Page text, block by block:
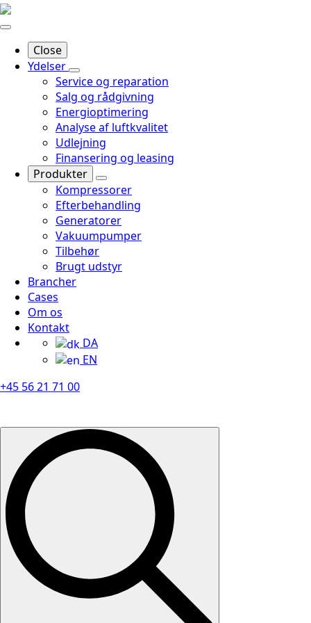
Close
Ydelser
Service og reparation
Salg og rådgivning
Energioptimering
Analyse af luftkvalitet
Udlejning
Finansering og leasing
Produkter
Kompressorer
Efterbehandling
Generatorer
Vakuumpumper
Tilbehør
Brugt udstyr
Brancher
Cases
Om os
Kontakt
DA
EN
+45 56 21 71 00